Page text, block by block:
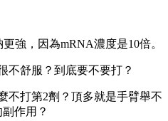
強，因為mRNA濃度是10倍。
不舒服？到底要不要打？
不打第2劑？頂多就是手臂舉不
作用？